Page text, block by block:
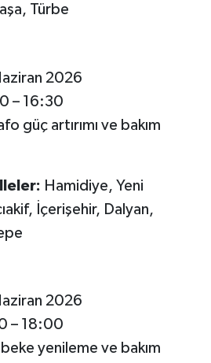
Türbe
2026
– 16:30
güç artırımı ve bakım
Hamidiye, Yeni
İçerişehir, Dalyan,
2026
– 18:00
yenileme ve bakım